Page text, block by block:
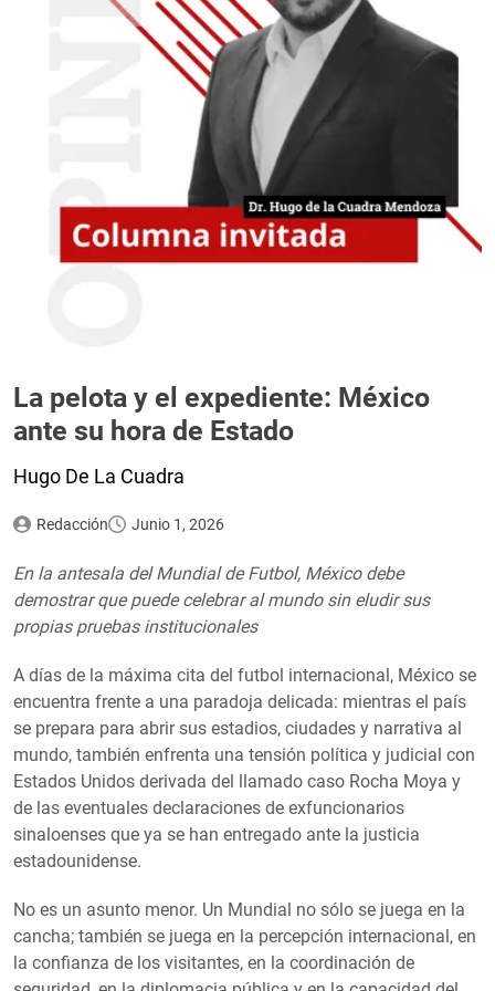
La pelota y el expediente: México
ante su hora de Estado
Hugo De La Cuadra
Redacción Junio 1, 2026
En la antesala del Mundial de Futbol, México debe
demostrar que puede celebrar al mundo sin eludir sus
propias pruebas institucionales
A días de la máxima cita del futbol internacional, México se
encuentra frente a una paradoja delicada: mientras el país
se prepara para abrir sus estadios, ciudades y narrativa al
mundo, también enfrenta una tensión política y judicial con
Estados Unidos derivada del llamado caso Rocha Moya y
de las eventuales declaraciones de exfuncionarios
sinaloenses que ya se han entregado ante la justicia
estadounidense.
No es un asunto menor. Un Mundial no sólo se juega en la
cancha; también se juega en la percepción internacional, en
la confianza de los visitantes, en la coordinación de